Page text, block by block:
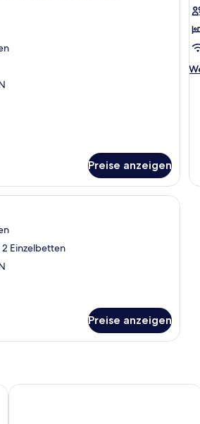
Preise anzeigen
und einem am Wand befestigten Fernseher.
Schreibtisch, Bügeleisen/Bügelbrett,
Einzelbetten
Preise anzeigen
Ascend Collection Hotel
Hotel Evian-les-Bains by Leonardo